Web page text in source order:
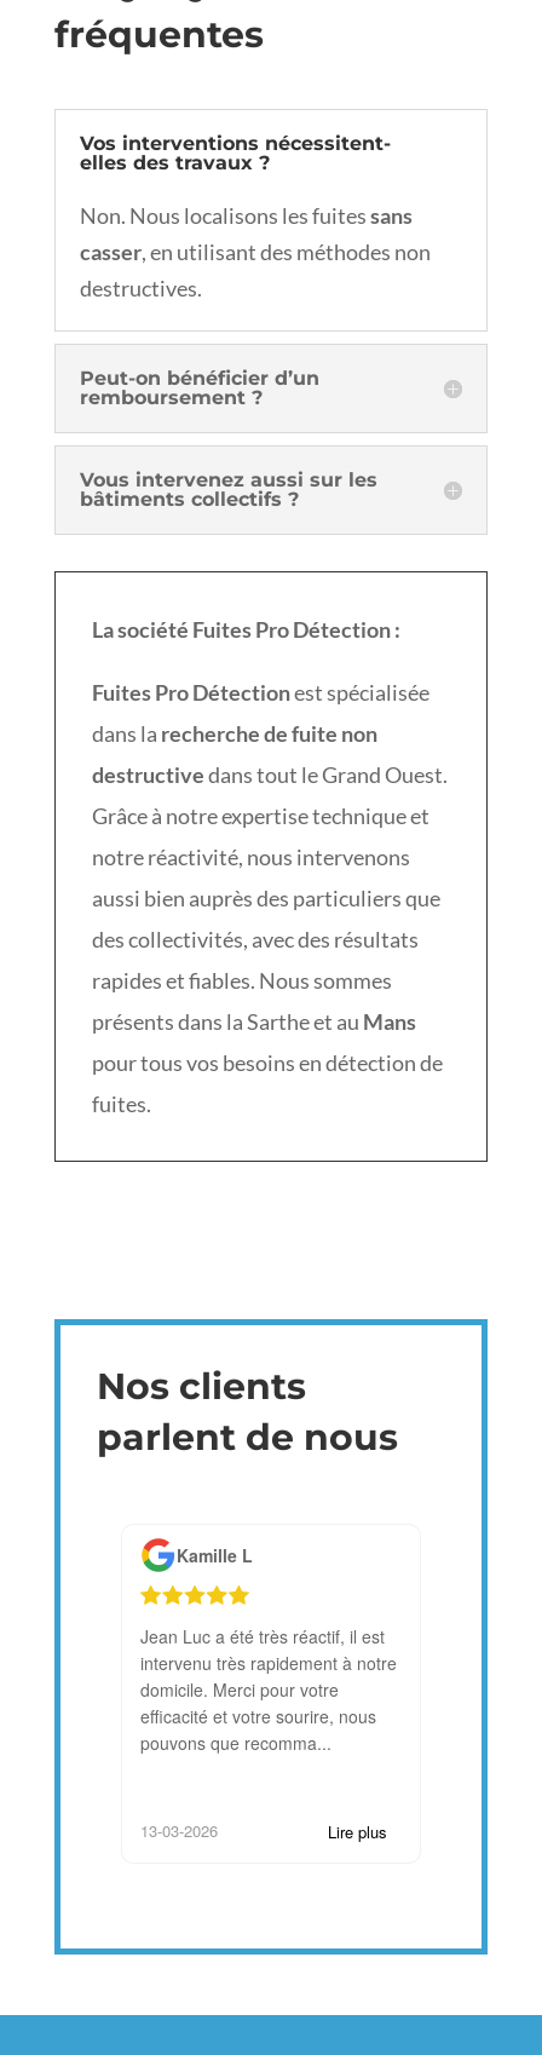
fréquentes
Vos interventions nécessitent-
elles des travaux ?
Non. Nous localisons les fuitessans
casser, en utilisant des méthodes non
destructives.
Peut-on bénéficier d’un
remboursement ?
Vous intervenez aussi sur les
bâtiments collectifs ?
La société Fuites Pro Détection :
Fuites Pro Détectionest spécialisée
dans la recherche de fuite non
destructivedans tout le Grand Ouest.
Grâce à notre expertise technique et
notre réactivité, nous intervenons
aussi bien auprès des particuliers que
des collectivités, avec des résultats
rapides et fiables. Nous sommes
présents dans la Sarthe et au Mans
pour tous vos besoins en détection de
fuites.
Nos clients
parlent de nous
Kamille L
Jean Luc a été très réactif, il est
intervenu très rapidement à notre
domicile. Merci pour votre
efficacité et votre sourire, nous
pouvons que recomma...
13-03-2026 Lire plus